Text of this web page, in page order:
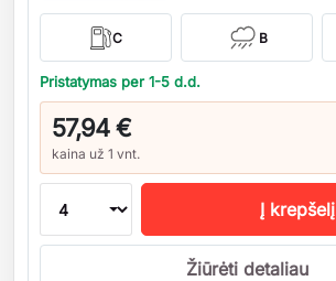
C B
Pristatymas per 1-5 d.d.
57,94 €
kaina už 1 vnt.
Į krepšelį
Žiūrėti detaliau